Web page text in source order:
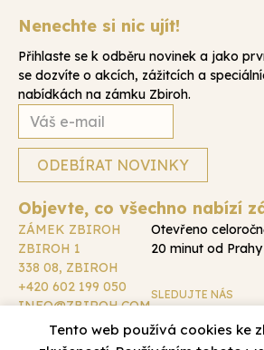
Nenechte si nic ujít!
Přihlaste se k odběru novinek a jako
se dozvíte o akcích, zážitcích a
nabídkách na zámku Zbiroh.
Objevte, co všechno nabízí
ZÁMEK ZBIROH
ZBIROH 1
338 08, ZBIROH
+420 602 199 050
INFO@ZBIROH.COM
DALŠÍ KONTAKTY
Otevřeno
20 minut od Prahy
SLEDUJTE NÁS
Tento web používá cookies ke